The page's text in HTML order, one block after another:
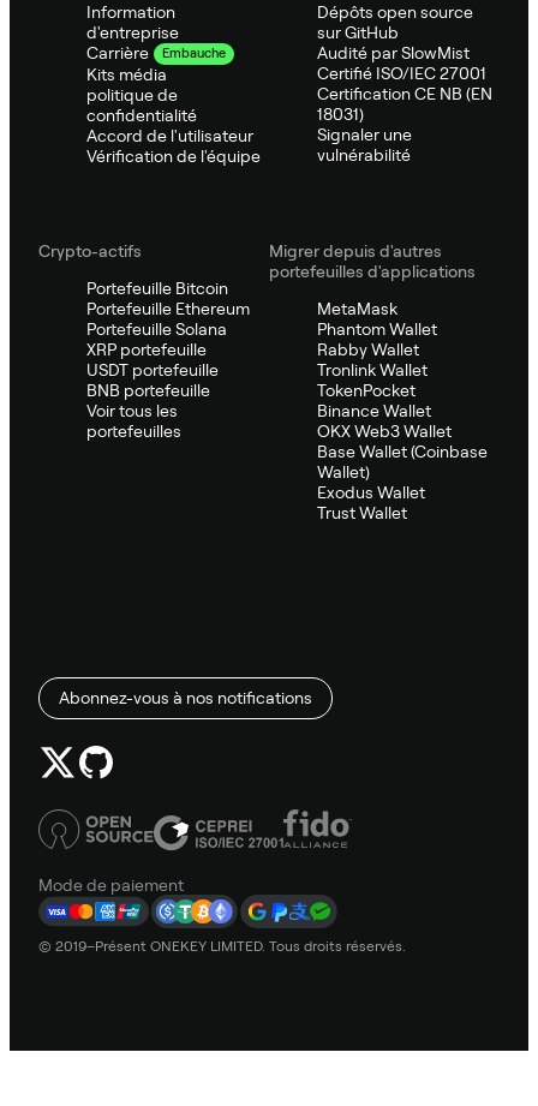
Information
d'entreprise
Carrière
Embauche
Kits média
politique de
confidentialité
Accord de l'utilisateur
Vérification de l'équipe
Dépôts open source
sur GitHub
Audité par SlowMist
Certifié ISO/IEC 27001
Certification CE NB (EN
18031)
Signaler une
vulnérabilité
Crypto-actifs
Portefeuille Bitcoin
Portefeuille Ethereum
Portefeuille Solana
XRP portefeuille
USDT portefeuille
BNB portefeuille
Voir tous les
portefeuilles
Migrer depuis d'autres
portefeuilles d'applications
MetaMask
Phantom Wallet
Rabby Wallet
Tronlink Wallet
TokenPocket
Binance Wallet
OKX Web3 Wallet
Base Wallet (Coinbase
Wallet)
Exodus Wallet
Trust Wallet
Abonnez-vous à nos notifications
Mode de paiement
© 2019–Présent ONEKEY LIMITED. Tous droits réservés.